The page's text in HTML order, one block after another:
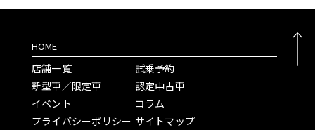
HOME
店舗一覧
新型車／限定車
イベント
プライバシーポリシー
試乗予約
認定中古車
コラム
サイトマップ